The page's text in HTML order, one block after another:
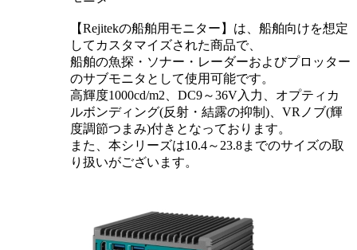
【Rejitekの船舶用モニター】は、船舶向けを想定
してカスタマイズされた商品で、
船舶の魚探・ソナー・レーダーおよびプロッター
のサブモニタとして使用可能です。
高輝度1000cd/m2、DC9～36V入力、オプティカ
ルボンディング(反射・結露の抑制)、VRノブ(輝
度調節つまみ)付きとなっております。
また、本シリーズは10.4～23.8までのサイズの取
り扱いがございます。